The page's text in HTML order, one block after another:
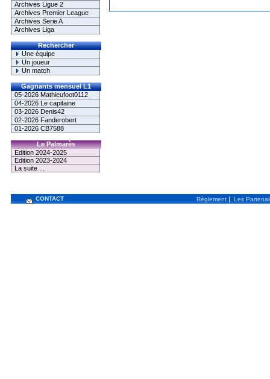
Archives Ligue 2
Archives Premier League
Archives Serie A
Archives Liga
Rechercher
Une équipe
Un joueur
Un match
Gagnants mensuel L1
05-2026 Mathieufoot0112
04-2026 Le capitaine
03-2026 Denis42
02-2026 Fanderobert
01-2026 CB7588
Le Palmarès
Edition 2024-2025
Edition 2023-2024
La suite ...
CONTACT Règlement | Les